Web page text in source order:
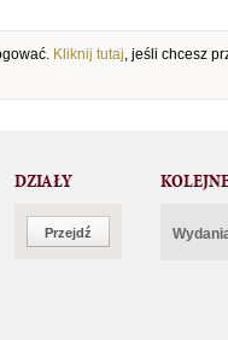
Kliknij tutaj, jeśli chcesz
DZIAŁY
Przejdź